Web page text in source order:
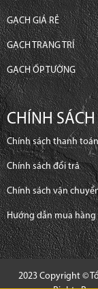
GẠCH GIÁ RẺ
GẠCH TRANG TRÍ
GẠCH ỐP TƯỜNG
CHÍNH SÁCH
Chính sách thanh toán
Chính sách đổi trả
Chính sách vận
Hướng dẫn mua hàng
2023 Copyright ©